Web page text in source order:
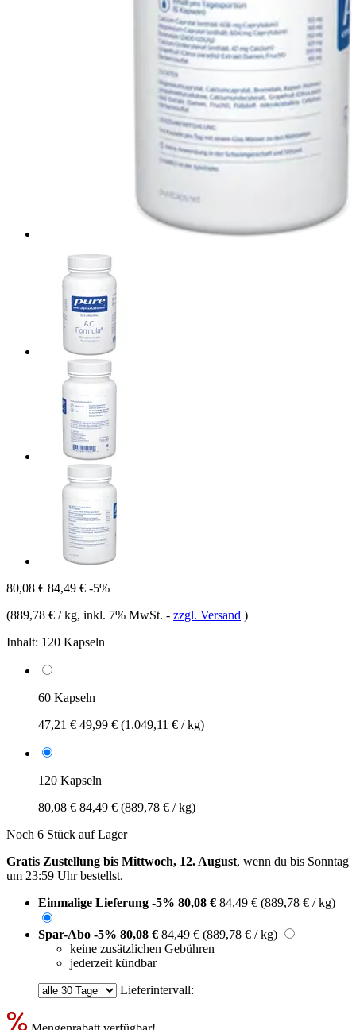
80,08 € 84,49 € -5%
(889,78 € / kg, inkl. 7% MwSt. - zzgl. Versand )
Inhalt: 120 Kapseln
60 Kapseln
47,21 € 49,99 € (1.049,11 € / kg)
120 Kapseln
80,08 € 84,49 € (889,78 € / kg)
Noch 6 Stück auf Lager
Gratis Zustellung bis Mittwoch, 12. August, wenn du bis Sonntag
um 23:59 Uhrbestellst.
Einmalige Lieferung -5% 80,08 € 84,49 € (889,78 € / kg)
Spar-Abo -5% 80,08 € 84,49 € (889,78 € / kg)
keine zusätzlichen Gebühren
jederzeit kündbar
Lieferintervall: